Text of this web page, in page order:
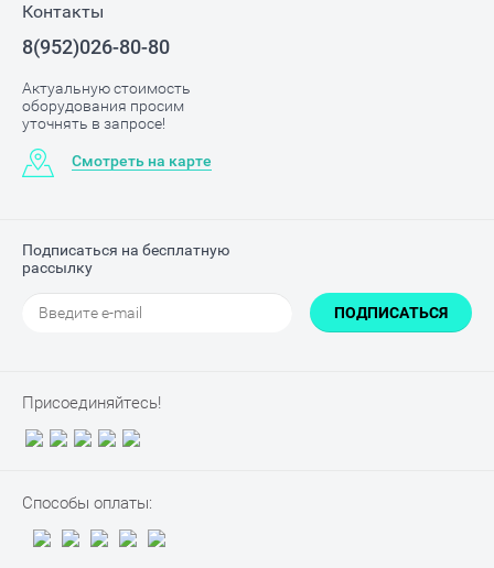
Контакты
8(952)026-80-80
Актуальную стоимость
оборудования просим
уточнять в запросе!
Смотреть на карте
Подписаться на бесплатную
рассылку
ПОДПИСАТЬСЯ
Присоединяйтесь!
Способы оплаты: